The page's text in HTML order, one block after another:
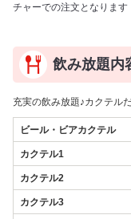
チャーでの注文となります
飲み放題内
充実の飲み放題♪カクテル
ビール・ビアカクテル
カクテル1
カクテル2
カクテル3